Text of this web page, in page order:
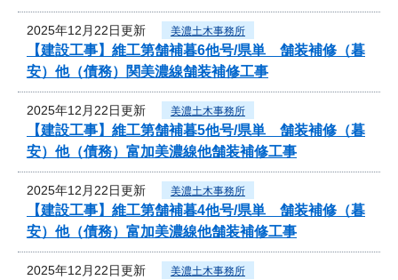
2025年12月22日更新 美濃土木事務所
【建設工事】維工第舗補暮6他号/県単 舗装補修（暮
安）他（債務）関美濃線舗装補修工事
2025年12月22日更新 美濃土木事務所
【建設工事】維工第舗補暮5他号/県単 舗装補修（暮
安）他（債務）富加美濃線他舗装補修工事
2025年12月22日更新 美濃土木事務所
【建設工事】維工第舗補暮4他号/県単 舗装補修（暮
安）他（債務）富加美濃線他舗装補修工事
2025年12月22日更新 美濃土木事務所